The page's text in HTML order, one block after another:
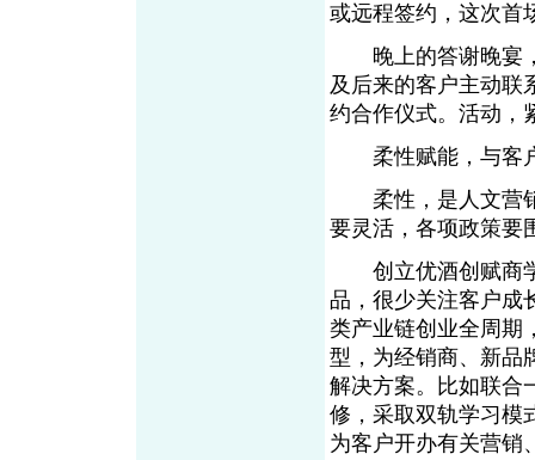
或远程签约，这次首
晚上的答谢晚宴，
及后来的客户主动联
约合作仪式。活动，
柔性赋能，与客
柔性，是人文营销
要灵活，各项政策要
创立优酒创赋商学
品，很少关注客户成
类产业链创业全周期
型，为经销商、新品
解决方案。比如联合
修，采取双轨学习模
为客户开办有关营销